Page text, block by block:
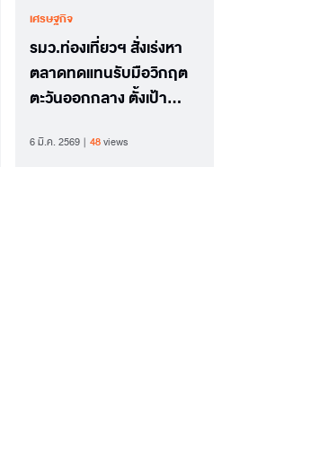
เศรษฐกิจ
รมว.ท่องเที่ยวฯ สั่งเร่งหา
ตลาดทดแทนรับมือวิกฤต
ตะวันออกกลาง ตั้งเป้า
6 มี.ค. 2569 48views